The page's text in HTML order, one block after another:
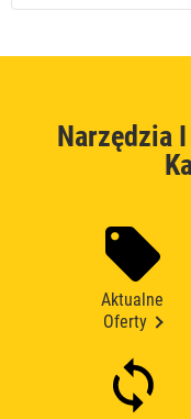
Narzędzia
Aktualne
Oferty